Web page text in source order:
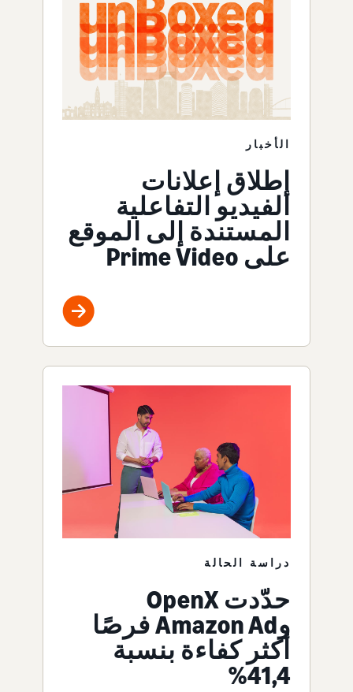
الأخبار
إطلاق إعلانات
الفيديو التفاعلية
المستندة إلى الموقع
على Prime Video
دراسة الحالة
حدّدت OpenX
وAmazon Ad فرصًا
أكثر كفاءة بنسبة
41,4%